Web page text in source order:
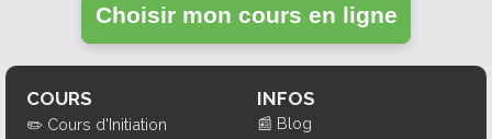
Choisir mon cours en ligne
COURS
✏️ Cours d'Initiation
INFOS
📰 Blog